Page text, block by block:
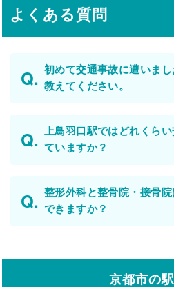
よくある質問
初めて交通事故に遭いま
教えてください。
上鳥羽口駅ではどれくら
ていますか？
整形外科と整骨院・接骨
できますか？
京都市の